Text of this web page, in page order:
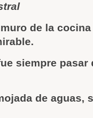
de la
siempre pasar
de aguas,